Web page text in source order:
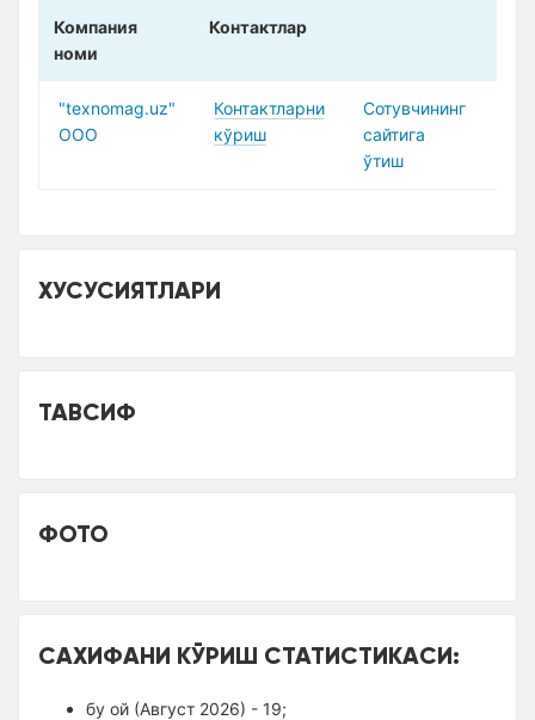
Компания
номи
Контактлар
"texnomag.uz"
ООО
Контактларни
кўриш
Сотувчининг
сайтига
ўтиш
XУСУСИЯТЛАРИ
ТАВСИФ
ФОТО
САХИФАНИ КЎРИШ СТАТИСТИКАСИ:
бу ой (Август 2026) - 19;